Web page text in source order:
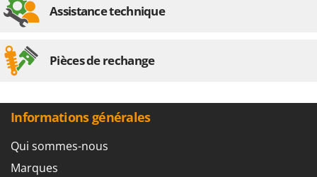
Assistance technique
Pièces de rechange
Informations générales
Qui sommes-nous
Marques